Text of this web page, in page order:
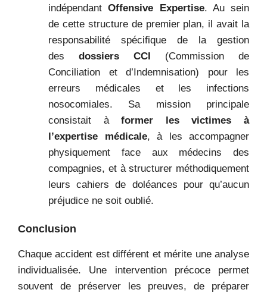
indépendantOffensive Expertise. Au sein
de cette structure de premier plan, il avait la
responsabilité spécifique de la gestion
des dossiers CCI (Commission de
Conciliation et d’Indemnisation) pour les
erreurs médicales et les infections
nosocomiales. Sa mission principale
consistait àformer les victimes à
l’expertise médicale, à les accompagner
physiquement face aux médecins des
compagnies, et à structurer méthodiquement
leurs cahiers de doléances pour qu’aucun
préjudice ne soit oublié.
Conclusion
Chaque accident est différent et mérite une analyse
individualisée. Une intervention précoce permet
souvent de préserver les preuves, de préparer